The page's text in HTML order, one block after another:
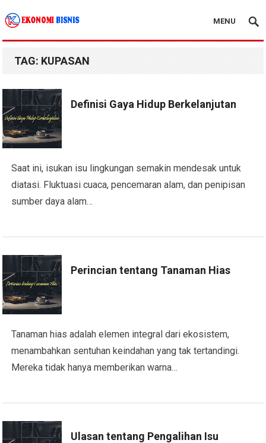
Kanal Ekonomi Bisnis
MENU
TAG: KUPASAN
Definisi Gaya Hidup Berkelanjutan
Saat ini, isukan isu lingkungan semakin mendesak untuk
diatasi. Fluktuasi cuaca, pencemaran alam, dan penipisan
sumber daya alam…
Perincian tentang Tanaman Hias
Tanaman hias adalah elemen integral dari ekosistem,
menambahkan sentuhan keindahan yang tak tertandingi.
Mereka tidak hanya memberikan warna…
Ulasan tentang Pengalihan Isu